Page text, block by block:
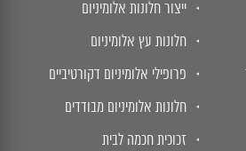
ייצור חלונות אלומיניום
חלונות עץ אלומיניום
פרופילי אלומיניום דקורטיביים
חלונות אלומיניום מבודדים
זכוכית חכמה לבית